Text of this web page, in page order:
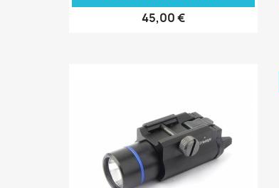
45,00 €